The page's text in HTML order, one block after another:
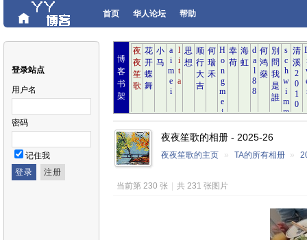
首页 华人论坛 帮助
登录站点
用户名
密码
记住我
博
客
书
架
夜夜笙歌的相册 - 2025-26
夜夜笙歌的主页 » TA的所有相册 »
当前第 230 张 共 231 张图片